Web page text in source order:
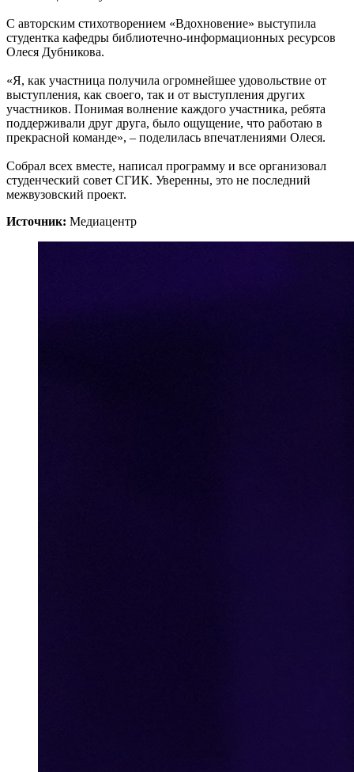
С авторским стихотворением «Вдохновение» выступила
студентка кафедры библиотечно-информационных ресурсов
Олеся Дубникова.
«Я, как участница получила огромнейшее удовольствие от
выступления, как своего, так и от выступления других
участников. Понимая волнение каждого участника, ребята
поддерживали друг друга, было ощущение, что работаю в
прекрасной команде», – поделилась впечатлениями Олеся.
Собрал всех вместе, написал программу и все организовал
студенческий совет СГИК. Уверенны, это не последний
межвузовский проект.
Источник: Медиацентр